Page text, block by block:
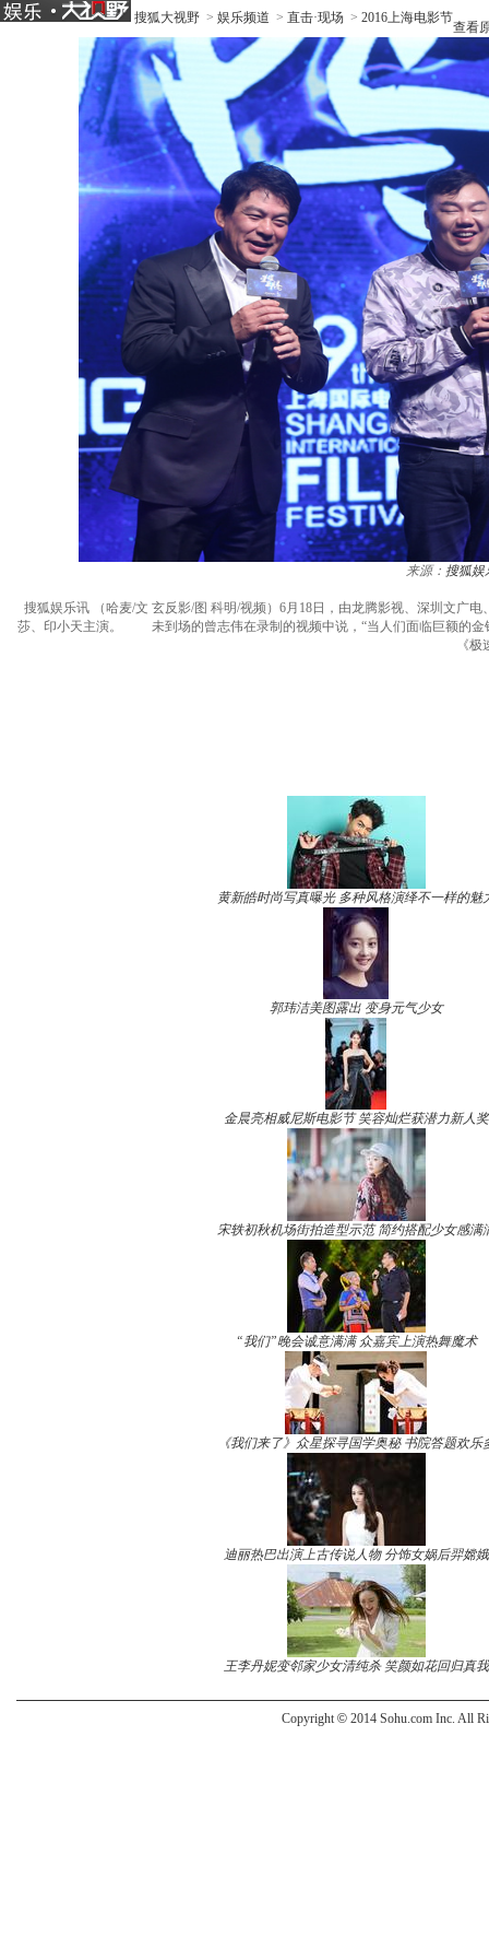
搜狐大视野 > 娱乐频道 > 直击·现场 > 2016上海电影节
查看
来源： 搜狐娱
搜狐娱乐讯 （哈麦/文 玄反影/图 科明/视频）6月18日，由龙腾影视、深圳文广
莎、印小天主演。 未到场的曾志伟在录制的视频中说，“当人们面临巨额的金
《
黄新皓时尚写真曝光 多种风格演绎不一样的魅
郭玮洁美图露出 变身元气少女
金晨亮相威尼斯电影节 笑容灿烂获潜力新人奖
宋轶初秋机场街拍造型示范 简约搭配少女感满
“我们”晚会诚意满满 众嘉宾上演热舞魔术
《我们来了》众星探寻国学奥秘 书院答题欢乐
迪丽热巴出演上古传说人物 分饰女娲后羿嫦娥
王李丹妮变邻家少女清纯杀 笑颜如花回归真我
Copyright © 2014 Sohu.com Inc. All